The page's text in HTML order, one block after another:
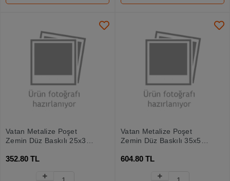
Vatan Metalize Poşet
Zemin Düz Baskılı 25x35
352.80 TL
Vatan Metalize Poşet
Zemin Düz Baskılı 35x50
604.80 TL